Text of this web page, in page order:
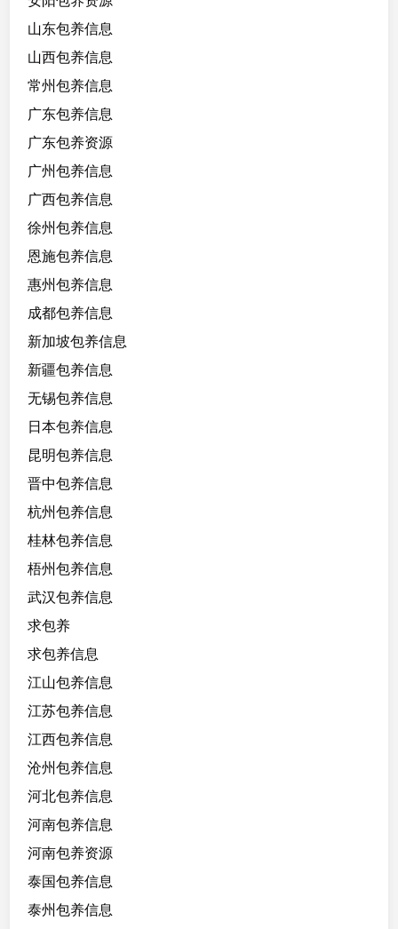
山东包养信息
山西包养信息
常州包养信息
广东包养信息
广东包养资源
广州包养信息
广西包养信息
徐州包养信息
恩施包养信息
惠州包养信息
成都包养信息
新加坡包养信息
新疆包养信息
无锡包养信息
日本包养信息
昆明包养信息
晋中包养信息
杭州包养信息
桂林包养信息
梧州包养信息
武汉包养信息
求包养
求包养信息
江山包养信息
江苏包养信息
江西包养信息
沧州包养信息
河北包养信息
河南包养信息
河南包养资源
泰国包养信息
泰州包养信息